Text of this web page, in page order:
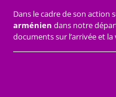
Dans le cadre de son action
arménien dans notre
documents sur l’arrivée et